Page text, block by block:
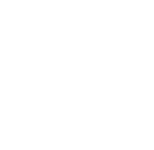
5.5元，乙级写字楼租金水平约为每天每平
商务中心的房源。下文我们罗列一些本商圈